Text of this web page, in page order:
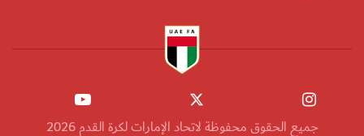
جميع الحقوق محفوظة لاتحاد الإمارات لكرة القدم 2026